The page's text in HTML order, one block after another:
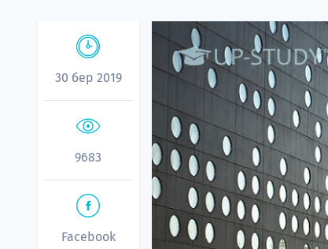
30 бер 2019
9683
Facebook